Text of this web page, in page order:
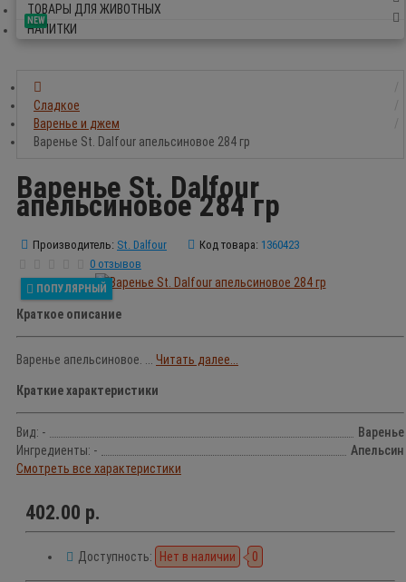
ТОВАРЫ ДЛЯ ЖИВОТНЫХ
NEW
НАПИТКИ
Сладкое
Варенье и джем
Варенье St. Dalfour апельсиновое 284 гр
Варенье St. Dalfour
апельсиновое 284 гр
Производитель: St. Dalfour Код товара: 1360423
0 отзывов
ПОПУЛЯРНЫЙ
Краткое описание
Варенье апельсиновое. ... Читать далее...
Краткие характеристики
Вид: -
Варенье
Ингредиенты: -
Апельсин
Смотреть все характеристики
402.00 р.
Доступность: Нет в наличии 0